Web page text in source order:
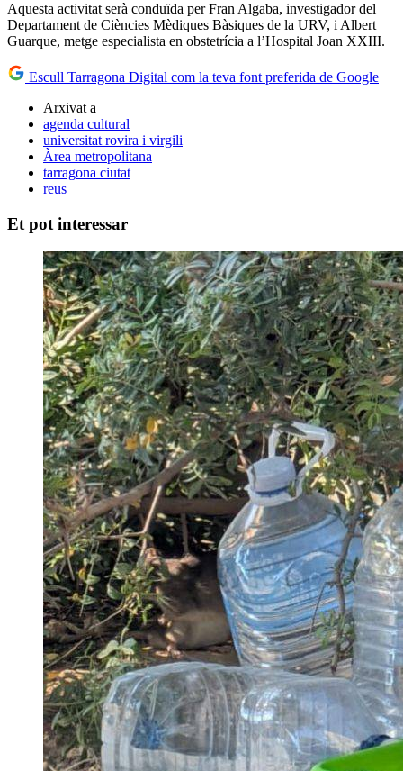
Aquesta activitat serà conduïda per Fran Algaba, investigador del
Departament de Ciències Mèdiques Bàsiques de la URV, i Albert
Guarque, metge especialista en obstetrícia a l’Hospital Joan XXIII.
Escull Tarragona Digital com la teva font preferida de Google
Arxivat a
agenda cultural
universitat rovira i virgili
Àrea metropolitana
tarragona ciutat
reus
Et pot interessar